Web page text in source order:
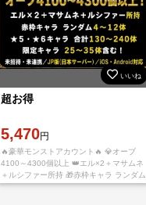
いいね
超お得
5,470円
🔥豪華モンストアカウント🔥 💎オーブ
4100～4300個以上 👑エル×2＋マサムネ
＋ルシファー所持 🎁赤枠キャラ ランダム
4～12体 ⭐★5・★6キャラ合計130～240